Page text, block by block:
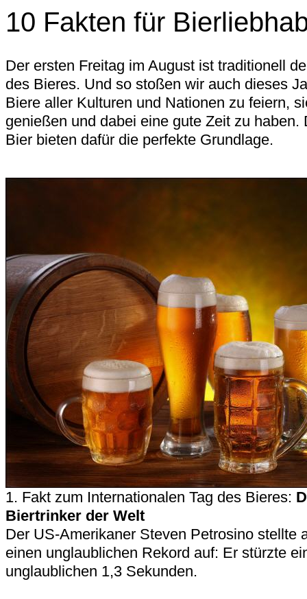
10 Fakten für
Der ersten Freitag im August ist traditionell
des Bieres. Und so stoßen wir auch dieses
Biere aller Kulturen und Nationen zu feiern,
genießen und dabei eine gute Zeit zu haben.
Bier bieten dafür die perfekte Grundlage.
1. Fakt zum Internationalen Tag des Bieres:
Biertrinker der Welt
Der US-Amerikaner Steven Petrosino stellte
einen unglaublichen Rekord auf: Er stürzte
unglaublichen 1,3 Sekunden.